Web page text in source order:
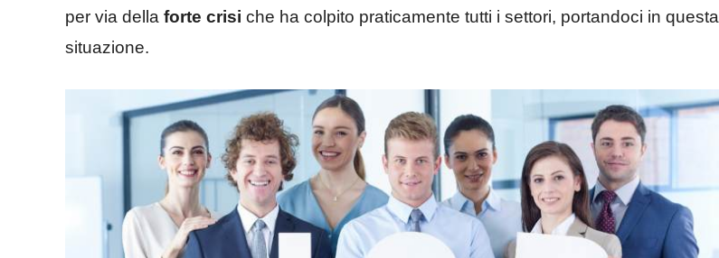
per via della forte crisi che ha colpito praticamente tutti i settori, portandoci in questa
situazione.